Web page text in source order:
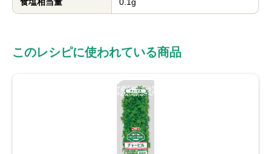
このレシピに使われている商品